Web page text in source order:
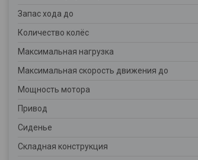
Запас хода до
Количество колёс
Максимальная нагрузка
Максимальная скорость движения до
Мощность мотора
Привод
Сиденье
Складная конструкция